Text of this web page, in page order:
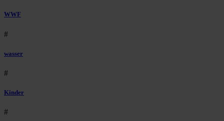
WWF
#
wasser
#
Kinder
#